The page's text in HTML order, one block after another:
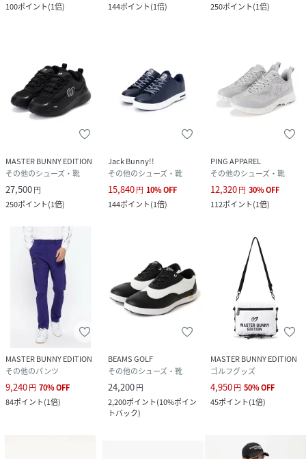
100ポイント(1倍) 144ポイント(1倍) 250ポイント(1倍)
MASTER BUNNY EDITION
その他のシューズ・靴
27,500円
250ポイント(1倍)
Jack Bunny!!
その他のシューズ・靴
15,840円 10%OFF
144ポイント(1倍)
PING APPAREL
その他のシューズ・靴
12,320円 30%OFF
112ポイント(1倍)
MASTER BUNNY EDITION
その他のパンツ
9,240円 70%OFF
84ポイント(1倍)
BEAMS GOLF
その他のシューズ・靴
24,200円
2,200ポイント(10%ポイン
トバック)
MASTER BUNNY EDITION
ゴルフグッズ
4,950円 50%OFF
45ポイント(1倍)